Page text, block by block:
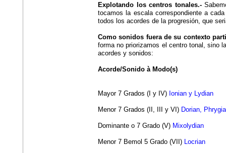
Explotando los centros tonales.-
tocamos la escala correspondiente a
todos los acordes de la progresión, que
Como sonidos fuera de su contexto
forma no priorizamos el centro tonal, sino
acordes y sonidos:
Acorde/Sonido à Modo(s)
Mayor 7 Grados (I y IV) Ionian y Lydian
Menor 7 Grados (II, III y VI) Dorian,
Dominante o 7 Grado (V) Mixolydian
Menor 7 Bemol 5 Grado (VII) Locrian